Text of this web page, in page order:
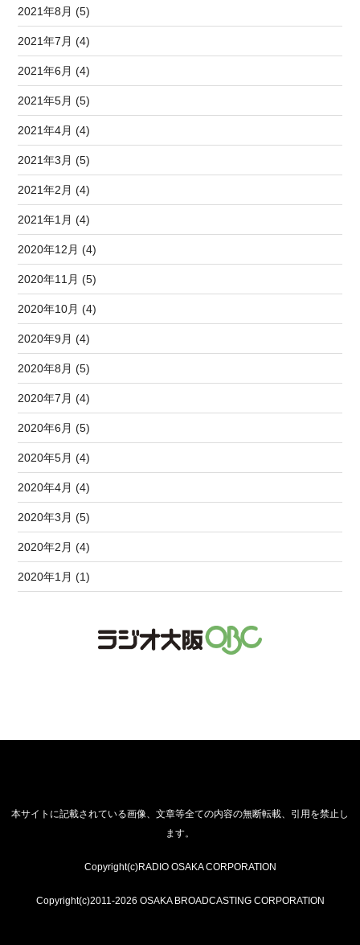
2021年8月 (5)
2021年7月 (4)
2021年6月 (4)
2021年5月 (5)
2021年4月 (4)
2021年3月 (5)
2021年2月 (4)
2021年1月 (4)
2020年12月 (4)
2020年11月 (5)
2020年10月 (4)
2020年9月 (4)
2020年8月 (5)
2020年7月 (4)
2020年6月 (5)
2020年5月 (4)
2020年4月 (4)
2020年3月 (5)
2020年2月 (4)
2020年1月 (1)
本サイトに記載されている画像、文章等全ての内容の無断転載、引用を禁止し
ます。
Copyright(c)RADIO OSAKA CORPORATION
Copyright(c)2011-2026 OSAKA BROADCASTING CORPORATION